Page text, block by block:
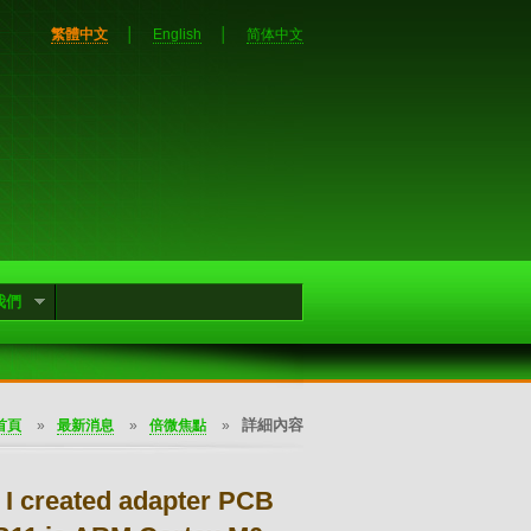
繁體中文 English 简体中文
們
頁 » 最新消息 » 倍微焦點 » 詳細內容
created adapter PCB